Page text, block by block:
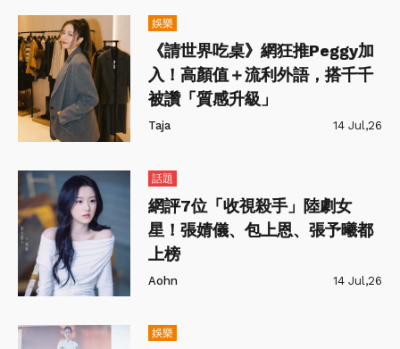
娛樂
《請世界吃桌》網狂推Peggy加
入！高顏值＋流利外語，搭千千
被讚「質感升級」
Taja 14 Jul,26
話題
網評7位「收視殺手」陸劇女
星！張婧儀、包上恩、張予曦都
上榜
Aohn 14 Jul,26
娛樂